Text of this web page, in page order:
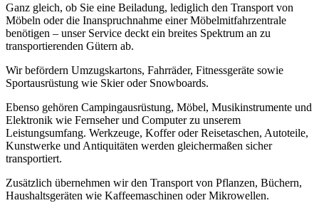
Ganz gleich, ob Sie eine Beiladung, lediglich den Transport von
Möbeln oder die Inanspruchnahme einer Möbelmitfahrzentrale
benötigen – unser Service deckt ein breites Spektrum an zu
transportierenden Gütern ab.
Wir befördern Umzugskartons, Fahrräder, Fitnessgeräte sowie
Sportausrüstung wie Skier oder Snowboards.
Ebenso gehören Campingausrüstung, Möbel, Musikinstrumente und
Elektronik wie Fernseher und Computer zu unserem
Leistungsumfang. Werkzeuge, Koffer oder Reisetaschen, Autoteile,
Kunstwerke und Antiquitäten werden gleichermaßen sicher
transportiert.
Zusätzlich übernehmen wir den Transport von Pflanzen, Büchern,
Haushaltsgeräten wie Kaffeemaschinen oder Mikrowellen.